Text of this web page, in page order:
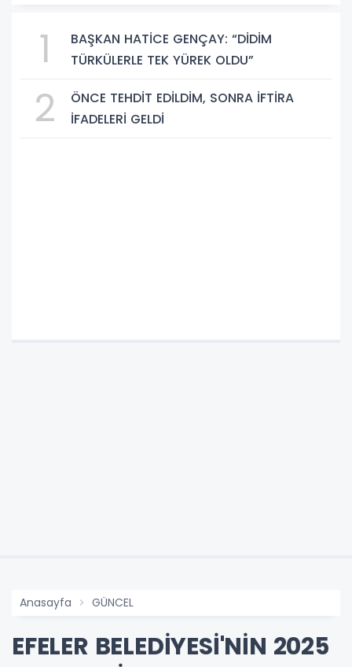
1
BAŞKAN HATİCE GENÇAY: “DİDİM
TÜRKÜLERLE TEK YÜREK OLDU”
2
ÖNCE TEHDİT EDİLDİM, SONRA İFTİRA
İFADELERİ GELDİ
Anasayfa GÜNCEL
EFELER BELEDİYESİ'NİN 2025